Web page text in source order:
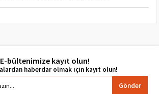
E-bültenimize kayıt olun!
Gönder